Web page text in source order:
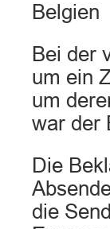
Belgien
Bei der
um ein
um
war der
Die
die